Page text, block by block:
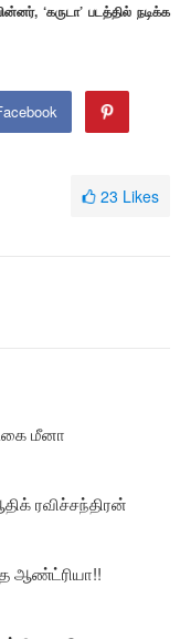
‘கருடா’ படத்தில் நடிக்க
23 Likes
மீனா
ரவிச்சந்திரன்
ஆண்ட்ரியா!!